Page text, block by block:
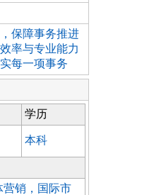
保障事务推进
率与专业能力
每一项事务
学历
本科
营销，国际市